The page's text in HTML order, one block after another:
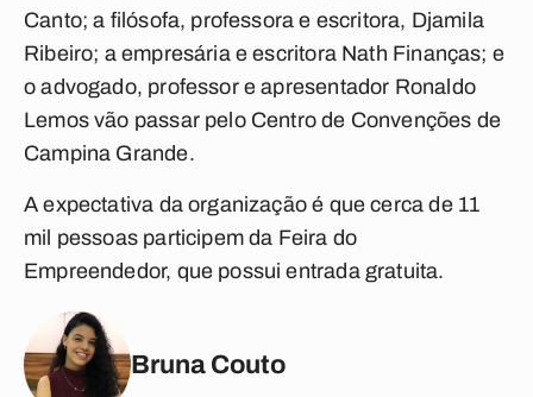
Canto; a filósofa, professora e escritora, Djamila
Ribeiro; a empresária e escritora Nath Finanças; e
o advogado, professor e apresentador Ronaldo
Lemos vão passar pelo Centro de Convenções de
Campina Grande.
A expectativa da organização é que cerca de 11
mil pessoas participem da Feira do
Empreendedor, que possui entrada gratuita.
Bruna Couto